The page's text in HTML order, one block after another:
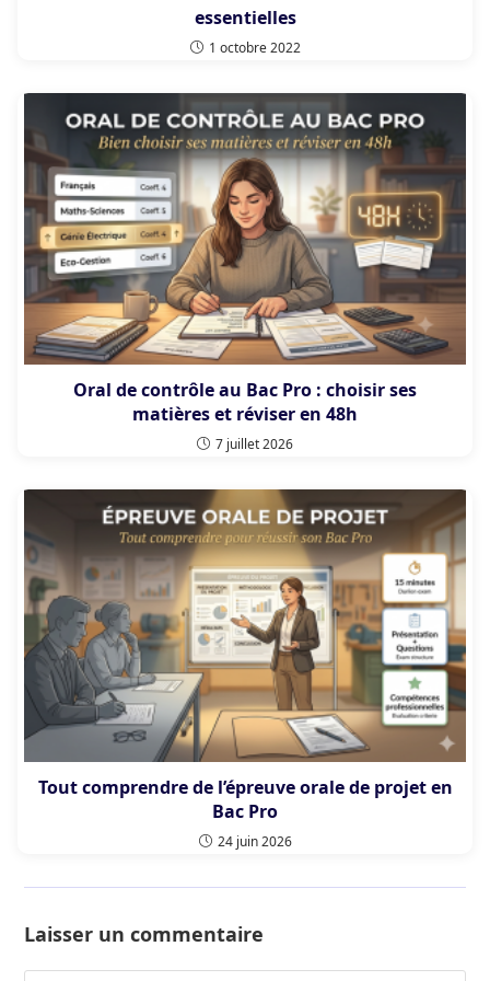
essentielles
1 octobre 2022
Oral de contrôle au Bac Pro : choisir ses
matières et réviser en 48h
7 juillet 2026
Tout comprendre de l’épreuve orale de projet en
Bac Pro
24 juin 2026
Laisser un commentaire